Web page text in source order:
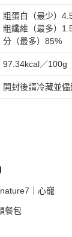
粗蛋白（最少）
粗纖維（最多）
分（最多）85%
97.34kcal／100g
開封後請冷藏並
｜心寵
餐包